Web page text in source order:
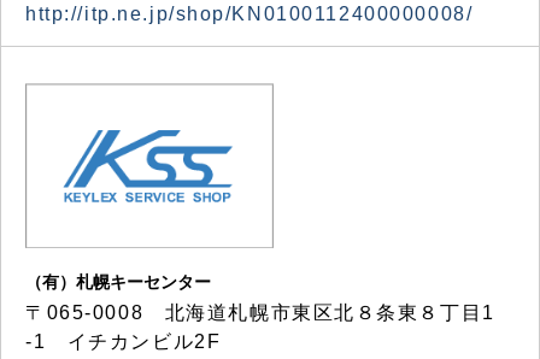
http://itp.ne.jp/shop/KN0100112400000008/
（有）札幌キーセンター
〒065-0008 北海道札幌市東区北８条東８丁目1
-1 イチカンビル2F